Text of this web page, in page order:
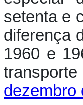
setenta e
diferença
1960 e
dezembro